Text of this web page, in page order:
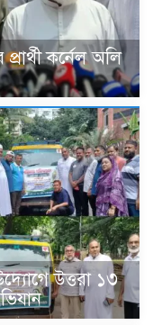
কর্নেল অলি
উদ্যোগে উত্তরা ১৩